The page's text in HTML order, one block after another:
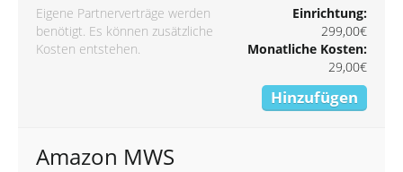
Eigene Partnerverträge werden
benötigt. Es können zusätzliche
Kosten entstehen.
Einrichtung:
299,00€
Monatliche Kosten:
29,00€
Hinzufügen
Amazon MWS